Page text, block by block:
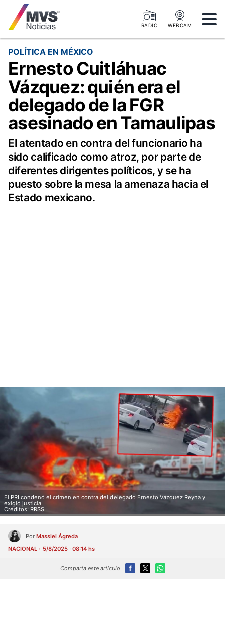
RADIO WEBCAM
POLÍTICA EN MÉXICO
Ernesto Cuitláhuac
Vázquez: quién era el
delegado de la FGR
asesinado en Tamaulipas
El atentado en contra del funcionario ha
sido calificado como atroz, por parte de
diferentes dirigentes políticos, y se ha
puesto sobre la mesa la amenaza hacia el
Estado mexicano.
El PRI condenó el crimen en contra del delegado Ernesto Vázquez Reyna y
exigió justicia.
Créditos: RRSS
Por Massiel Ágreda
NACIONAL
5/8/2025 · 08:14 hs
Comparta este artículo